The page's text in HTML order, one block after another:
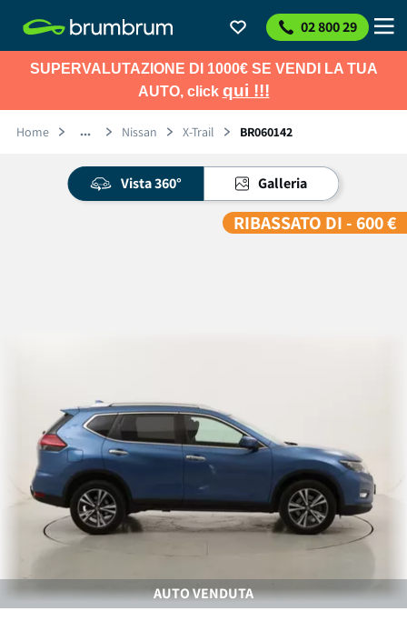
02 800 29
SUPERVALUTAZIONE DI 1000€ SE VENDI LA TUA
AUTO, click qui !!!
Home Nissan X-Trail BR060142
Vista 360° Galleria
RIBASSATO DI - 600 €
AUTO VENDUTA